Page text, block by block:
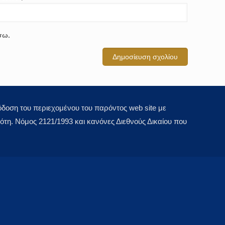
του περιεχομένου του παρόντος web site με
Νόμος 2121/1993 και κανόνες Διεθνούς Δικαίου που